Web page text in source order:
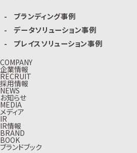
ブランディング事例
データソリューション事例
プレイスソリューション事例
COMPANY
企業情報
RECRUIT
採用情報
NEWS
お知らせ
MEDIA
メディア
IR
IR情報
BRAND
BOOK
ブランドブック